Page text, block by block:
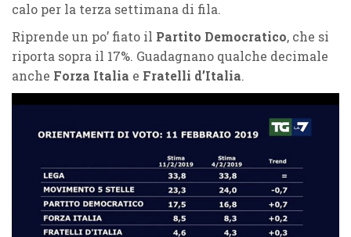
calo per la terza settimana di fila.
Riprende un po’ fiato il Partito Democratico, che si
riporta sopra il 17%. Guadagnano qualche decimale
anche Forza Italia e Fratelli d’Italia.